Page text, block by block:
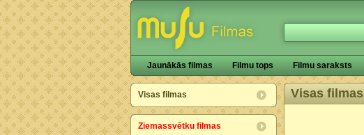
Jaunākās filmas Filmu tops Filmu saraksts
Visas filmas
Ziemassvētku filmas
Visas filmas